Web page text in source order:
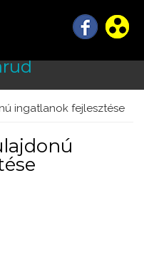
ingatlanok fejlesztése